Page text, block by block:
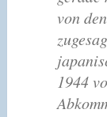
von
1944